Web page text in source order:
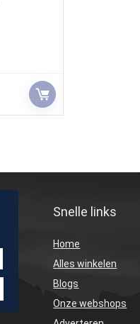
Snelle links
Home
Alles winkelen
Blogs
Onze webshops